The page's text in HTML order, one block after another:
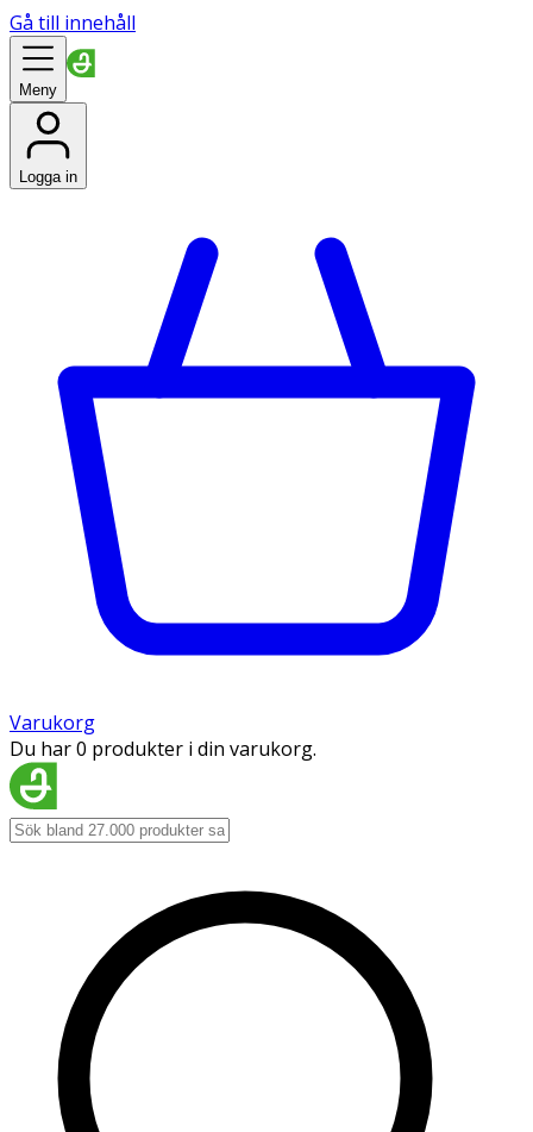
Gå till innehåll
Meny
Logga in
Varukorg
Du har 0 produkter i din varukorg.